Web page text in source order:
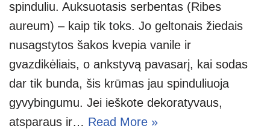
spinduliu. Auksuotasis serbentas (Ribes
aureum) – kaip tik toks. Jo geltonais žiedais
nusagstytos šakos kvepia vanile ir
gvazdikėliais, o ankstyvą pavasarį, kai sodas
dar tik bunda, šis krūmas jau spinduliuoja
gyvybingumu. Jei ieškote dekoratyvaus,
atsparaus ir… Read More »